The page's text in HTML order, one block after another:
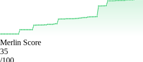
Merlin Score
35